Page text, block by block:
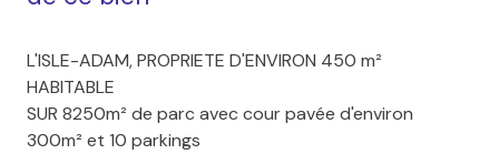
L'ISLE-ADAM, PROPRIETE D'ENVIRON 450 m²
HABITABLE
SUR 8250m² de parc avec cour pavée d'environ
300m² et 10 parkings